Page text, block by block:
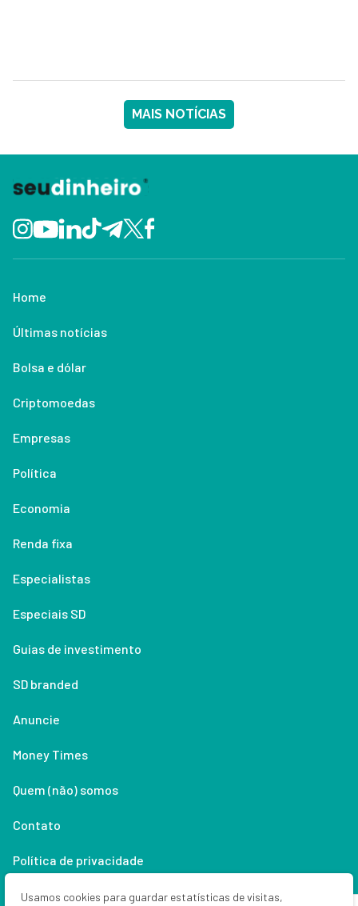
MAIS NOTÍCIAS
Home
Últimas notícias
Bolsa e dólar
Criptomoedas
Empresas
Política
Economia
Renda fixa
Especialistas
Especiais SD
Guias de investimento
SD branded
Anuncie
Money Times
Quem (não) somos
Contato
Política de privacidade
Lifestyle
Usamos cookies para guardar estatísticas de visitas,